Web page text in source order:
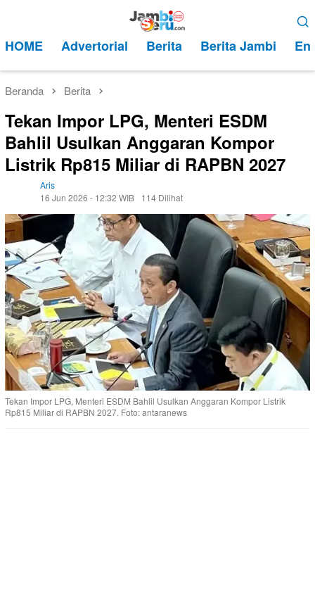
kontenMobile
HOME Advertorial Berita Berita Jambi
Beranda Berita
Tekan Impor LPG, Menteri ESDM
Bahlil Usulkan Anggaran Kompor
Listrik Rp815 Miliar di RAPBN 2027
Aris
16 Jun 2026 - 12:32 WIB
114 Dilihat
Tekan Impor LPG, Menteri ESDM Bahlil Usulkan Anggaran Kompor Listrik
Rp815 Miliar di RAPBN 2027. Foto: antaranews